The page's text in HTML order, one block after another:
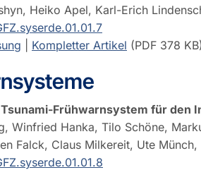
Heiko Apel, Karl-Erich
Kompletter Artikel (PDF 378 KB)
Tsunami-Frühwarnsystem für den
Winfried Hanka, Tilo Schöne,
Falck, Claus Milkereit, Ute